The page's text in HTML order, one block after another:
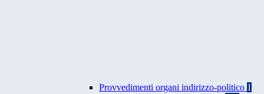
Provvedimenti organi indirizzo-politico 1